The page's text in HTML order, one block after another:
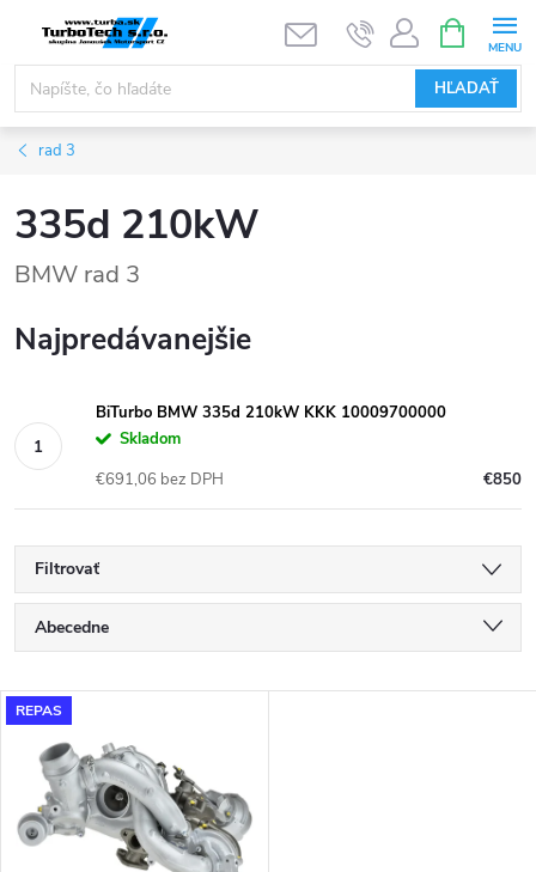
obsah
HĽADAŤ
KOŠÍK
rad 3
335d 210kW
BMW rad 3
Najpredávanejšie
BiTurbo BMW 335d 210kW KKK 10009700000
Skladom
€850
€691,06 bez DPH
Filtrovať
R
a
d
e
Abecedne
Najdrahšie
Najpredávanejšie
V
p
REPAS